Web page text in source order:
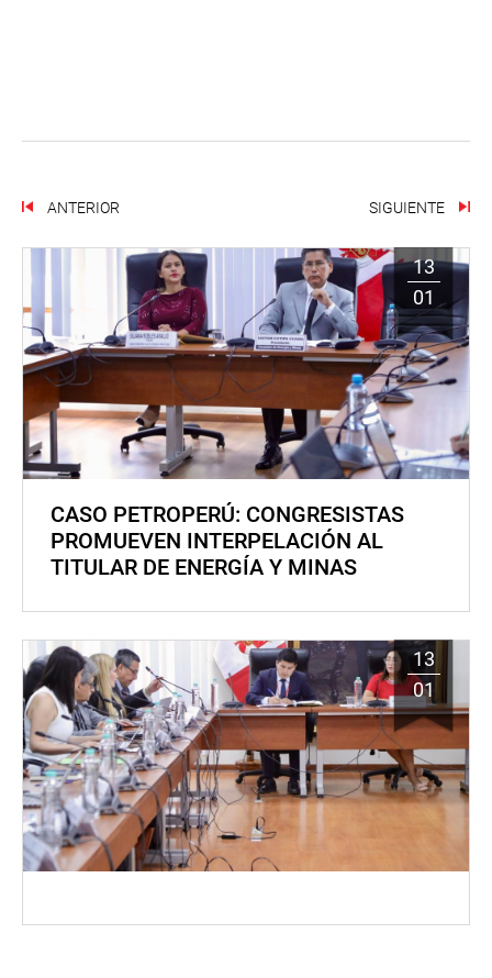
ANTERIOR SIGUIENTE
13
01
CASO PETROPERÚ: CONGRESISTAS
PROMUEVEN INTERPELACIÓN AL
TITULAR DE ENERGÍA Y MINAS
13
01